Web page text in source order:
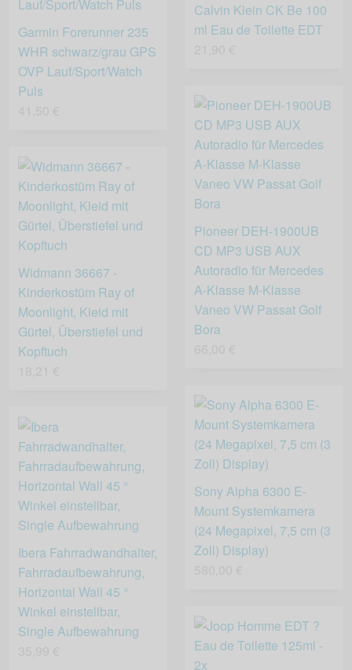
Calvin Klein CK Be 100
ml Eau de Toilette EDT
Garmin Forerunner 235
WHR schwarz/grau GPS
OVP Lauf/Sport/Watch
Puls
Pioneer DEH-1900UB
CD MP3 USB AUX
Autoradio für Mercedes
A-Klasse M-Klasse
Vaneo VW Passat Golf
Bora
Widmann 36667 -
Kinderkostüm Ray of
Moonlight, Kleid mit
Gürtel, Überstiefel und
Kopftuch
Sony Alpha 6300 E-
Mount Systemkamera
(24 Megapixel, 7,5 cm (3
Zoll) Display)
Ibera Fahrradwandhalter,
Fahrradaufbewahrung,
Horizontal Wall 45 °
Winkel einstellbar,
Single Aufbewahrung